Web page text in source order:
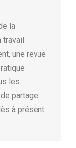
la
travail
une revue
les
partage
à présent